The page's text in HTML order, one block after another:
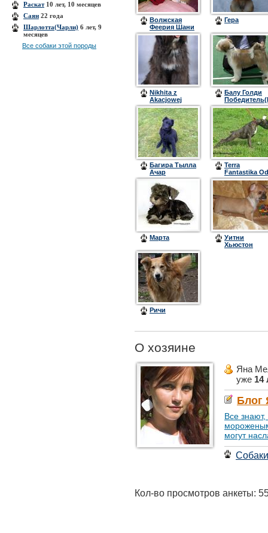
Раскат10 лет, 10 месяцев
Саян 22 года
Шарлотта(Чарли) 6 лет, 9
месяцев
Все собаки этой породы
Волжская
Феерия Шани
Гера
Nikhita z
Akacjowej
Doliny (Ники)
Балу Голди
Багира Тылла
Ачар
Terra
Fantastika
Mey
Марта
Уитни
Хьюстон
Ричи
О хозяине
Яна
уже 14
Блог
Все
могут
Собаки
Кол-во просмотров анкеты: